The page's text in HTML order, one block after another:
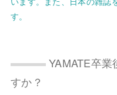
す。
YAMATE卒
すか？